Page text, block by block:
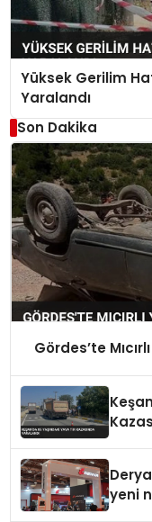
Yüksek Gerilim
Yaralandı
Son Dakika
Gördes’te
yeni